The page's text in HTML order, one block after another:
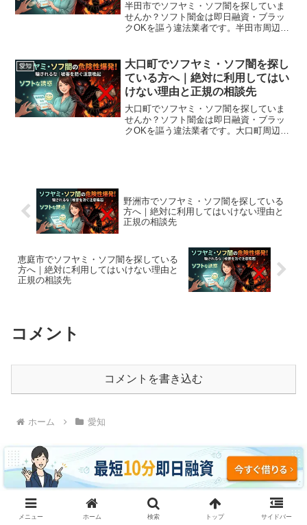
半田市でソフヤミ・ソフ闇を探していま
せんか？ソフト闇金は即日融資・ブラッ
クOKを謳う違法業者です。半田市周辺で
読みください。
愛知
大口町でソフヤミ・ソフ闇を探し
ている方へ｜絶対に利用してはい
けない理由と正規の相談先
大口町でソフヤミ・ソフ闇を探していま
せんか？ソフト闇金は即日融資・ブラッ
クOKを謳う違法業者です。大口町周辺で
野洲市でソフヤミ・ソフ闇を探している
方へ｜絶対に利用してはいけない理由と
正規の相談先
恵庭市でソフヤミ・ソフ闇を探している
方へ｜絶対に利用してはいけない理由と
正規の相談先
コメント
コメントを書き込む
ホーム 愛知
ソフヤミ・ソフ闇に騙されるな｜即日融資・ブラッ
メニュー ホーム 検索 トップ サイドバー